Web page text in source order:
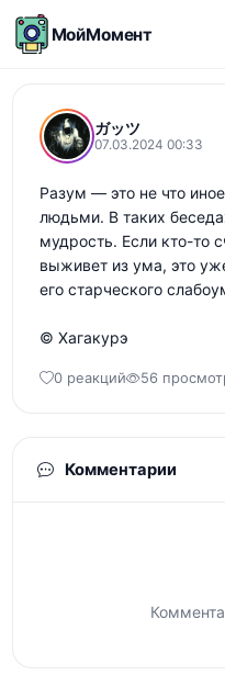
МойМомент
ガッツ
07.03.2024 00:33
Разум — это не что
людьми. В таких
мудрость. Если кто-то
выживет из ума, это
его старческого
© Хагакурэ
0 реакций 56
Комментарии